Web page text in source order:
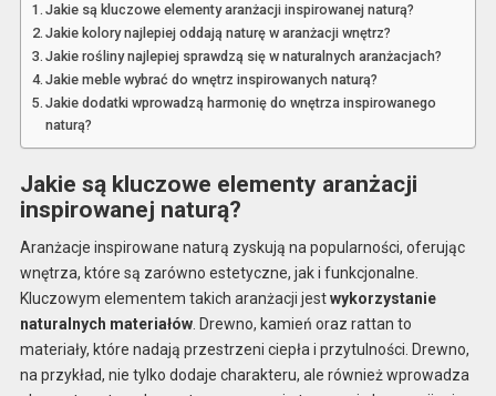
Jakie są kluczowe elementy aranżacji inspirowanej naturą?
Jakie kolory najlepiej oddają naturę w aranżacji wnętrz?
Jakie rośliny najlepiej sprawdzą się w naturalnych aranżacjach?
Jakie meble wybrać do wnętrz inspirowanych naturą?
Jakie dodatki wprowadzą harmonię do wnętrza inspirowanego
naturą?
Jakie są kluczowe elementy aranżacji
inspirowanej naturą?
Aranżacje inspirowane naturą zyskują na popularności, oferując
wnętrza, które są zarówno estetyczne, jak i funkcjonalne.
Kluczowym elementem takich aranżacji jestwykorzystanie
naturalnych materiałów. Drewno, kamień oraz rattan to
materiały, które nadają przestrzeni ciepła i przytulności. Drewno,
na przykład, nie tylko dodaje charakteru, ale również wprowadza